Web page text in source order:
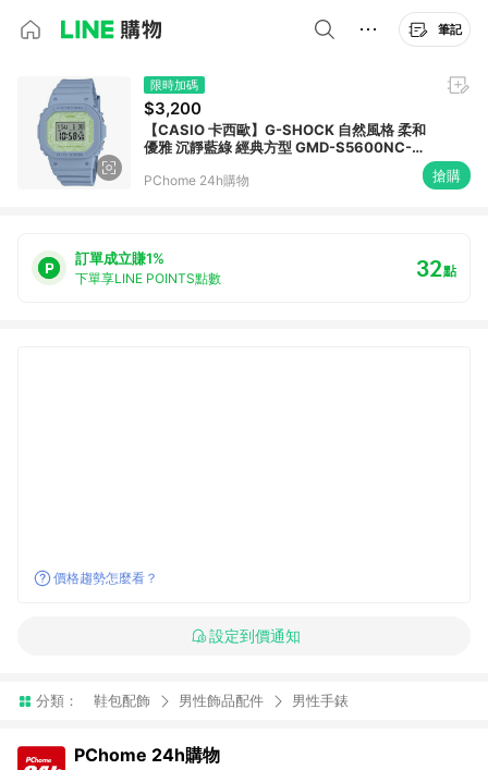
筆記
限時加碼
$3,200
【CASIO 卡西歐】G-SHOCK 自然風格 柔和
優雅 沉靜藍綠 經典方型 GMD-S5600NC-
PChome 24h購物 搶購
訂單成立賺1%
下單享LINE POINTS點數 32點
價格趨勢怎麼看？
設定到價通知
分類： 鞋包配飾 男性飾品配件 男性手錶
PChome 24h購物